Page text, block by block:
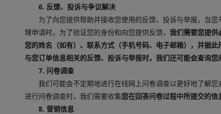
6. 反馈、投诉与争议解决
为了向您提供帮助并接收您使用的反馈、投诉与举报，当
理申请时，为了验证您的身份和向您提供反馈， 我们需要您提供
您的姓名（如有）、联系方式（手机号码、电子邮箱），并据
与您订单信息相关的反馈、投诉与举报时，我们还可能会查询您
7. 问卷调查
我们可能会不定期地进行在线网上问卷调查以更好地了解
进行问卷调查时，我们需要收集您在回答问卷过程中所提交的信
8. 营销信息